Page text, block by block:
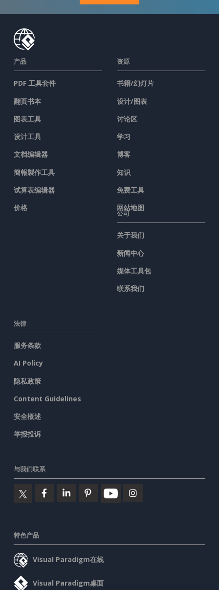
产品
PDF 工具套件
翻页书本
图表工具
设计工具
文档编辑器
簡報製作工具
试算表编辑器
价格
资源
书籍/幻灯片
设计/图表
讨论区
学习
博客
知识
免费工具
网站地图
公司
关于我们
新闻中心
媒体工具包
联系我们
法律
服务条款
AI Policy
隐私政策
Content Guidelines
安全概述
举报投诉
与我们联系
特色产品
Visual Paradigm在线
Visual Paradigm桌面